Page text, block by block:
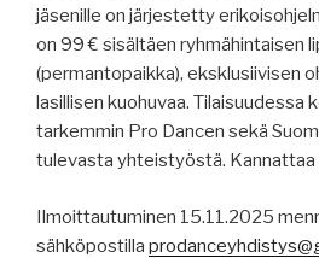
jäsenille on järjestetty
on 99 € sisältäen ryhmähintaisen
(permantopaikka), eksklusiivisen
lasillisen kuohuvaa. Tilaisuudessa
tarkemmin Pro Dancen sekä
tulevasta yhteistyöstä. Kannattaa
Ilmoittautuminen 15.11.2025
sähköpostilla